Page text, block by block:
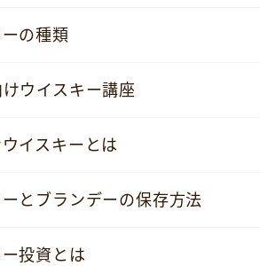
の種類
ウイスキー講座
イスキーとは
とブランデーの保存方法
投資とは